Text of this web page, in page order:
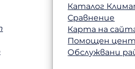
Каталог
Сравнение
Карта на
Помощен
Обслужвани